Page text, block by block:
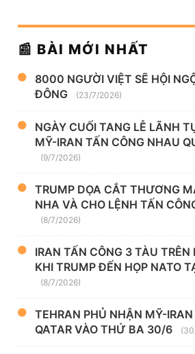
📰 BÀI MỚI NHẤT
8000 NGƯỜI VIỆT SẼ HỘI
ĐÔNG
(23/7/2026)
NGÀY CUỐI TANG LỄ LÃNH
MỸ-IRAN TẤN CÔNG NHAU
(9/7/2026)
TRUMP DỌA CẮT THƯƠNG
NHA VÀ CHO LỆNH TẤN
(8/7/2026)
IRAN TẤN CÔNG 3 TÀU TRÊN
KHI TRUMP ĐẾN HỌP NATO
(8/7/2026)
TEHRAN PHỦ NHẬN MỸ-IRAN
QATAR VÀO THỨ BA 30/6